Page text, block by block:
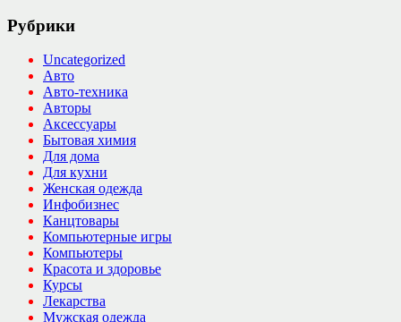
Рубрики
Uncategorized
Авто
Авто-техника
Авторы
Аксессуары
Бытовая химия
Для дома
Для кухни
Женская одежда
Инфобизнес
Канцтовары
Компьютерные игры
Компьютеры
Красота и здоровье
Курсы
Лекарства
Мужская одежда